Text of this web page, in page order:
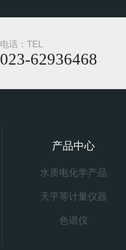
电话：TEL
023-62936468
产品中心
水质电化学产品
天平等计量仪器
色谱仪